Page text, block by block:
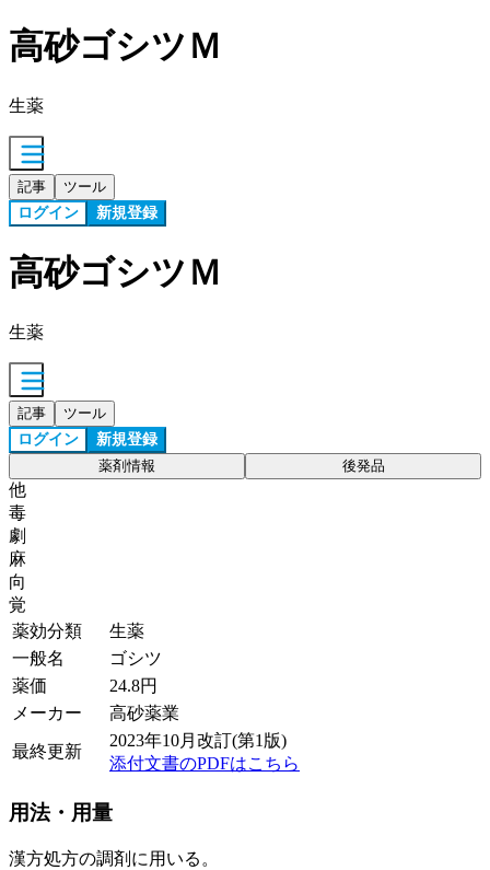
高砂ゴシツＭ
生薬
記事 ツール
ログイン 新規登録
高砂ゴシツＭ
生薬
記事 ツール
ログイン 新規登録
薬剤情報 後発品
他
毒
劇
麻
向
覚
薬効分類
生薬
一般名
ゴシツ
薬価
24.8円
メーカー
高砂薬業
最終更新
2023年10月改訂(第1版)
添付文書のPDFはこちら
用法・用量
漢方処方の調剤に用いる。